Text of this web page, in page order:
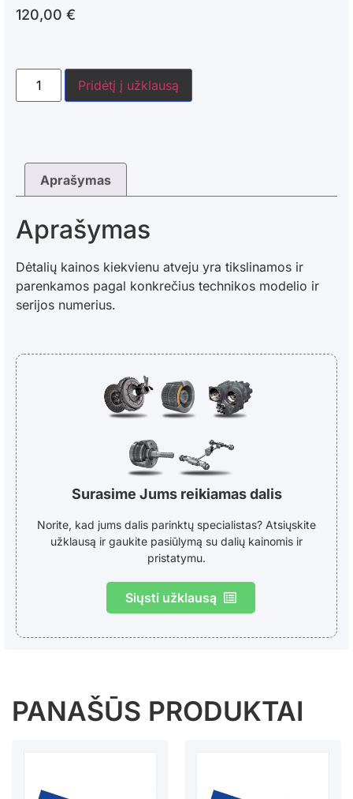
120,00 €
Pridėtį į užklausą
Aprašymas
Aprašymas
Dėtalių kainos kiekvienu atveju yra tikslinamos ir
parenkamos pagal konkrečius technikos modelio ir
serijos numerius.
Surasime Jums reikiamas dalis
Norite, kad jums dalis parinktų specialistas? Atsiųskite
užklausą ir gaukite pasiūlymą su dalių kainomis ir
pristatymu.
Siųsti užklausą
PANAŠŪS PRODUKTAI